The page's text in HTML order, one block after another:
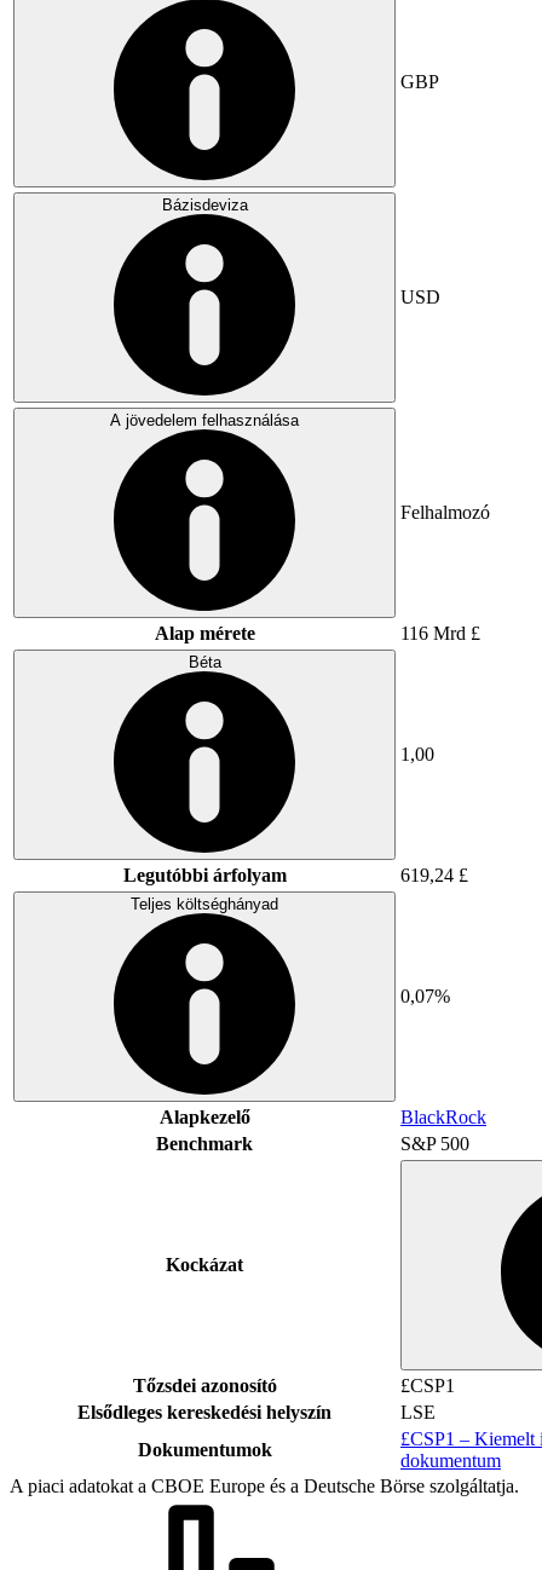
GBP
Bázisdeviza
USD
A jövedelem felhasználása
Felhalmozó
Alap mérete 116 Mrd £
Béta
1,00
Legutóbbi árfolyam 619,24 £
Teljes költséghányad
0,07%
Alapkezelő
BlackRock
Benchmark
S&P 500
Kockázat
Tőzsdei azonosító
£CSP1
Elsődleges kereskedési helyszín
LSE
Dokumentumok
£CSP1 – Kiemelt
dokumentum
A piaci adatokat a CBOE Europe és a Deutsche Börse szolgáltatja.